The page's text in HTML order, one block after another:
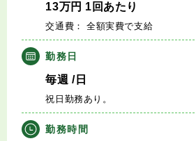
医師に役立つ取材記事
大学医局紹介
13万円 1回あたり
交通費： 全額実費で支給
勤務日
毎週 /日
祝日勤務あり。
勤務時間